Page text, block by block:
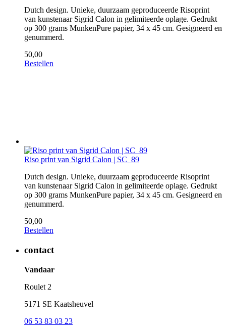
Dutch design. Unieke, duurzaam geproduceerde Risoprint
van kunstenaar Sigrid Calon in gelimiteerde oplage. Gedrukt
op 300 grams MunkenPure papier, 34 x 45 cm. Gesigneerd en
genummerd.
50,00
Bestellen
Riso print van Sigrid Calon | SC_89
Dutch design. Unieke, duurzaam geproduceerde Risoprint
van kunstenaar Sigrid Calon in gelimiteerde oplage. Gedrukt
op 300 grams MunkenPure papier, 34 x 45 cm. Gesigneerd en
genummerd.
50,00
Bestellen
contact
Vandaar
Roulet 2
5171 SE Kaatsheuvel
06 53 83 03 23